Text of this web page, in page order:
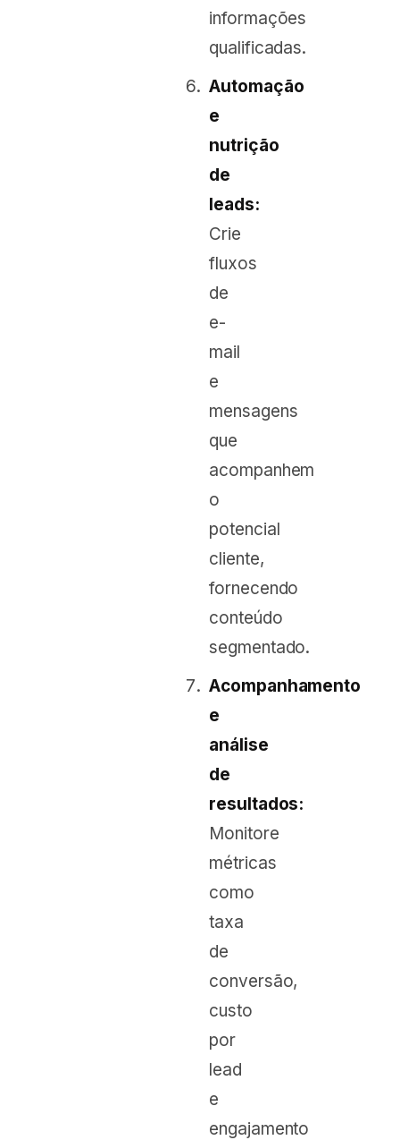
informações
qualificadas.
Automação
e
nutrição
de
leads:
Crie
fluxos
de
e-
mail
e
mensagens
que
acompanhem
o
potencial
cliente,
fornecendo
conteúdo
segmentado.
Acompanhamento
e
análise
de
resultados:
Monitore
métricas
como
taxa
de
conversão,
custo
por
lead
e
engajamento